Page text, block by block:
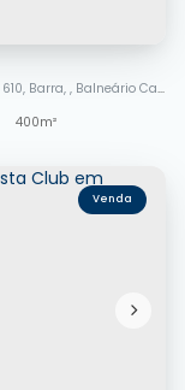
610, Barra , Balneário Camboriú
400m²